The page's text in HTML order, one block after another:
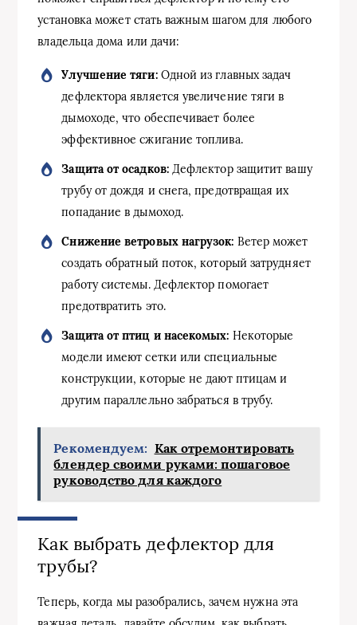
установка может стать важным шагом для любого
владельца дома или дачи:
Улучшение тяги:Одной из главных задач
дефлектора является увеличение тяги в
дымоходе, что обеспечивает более
эффективное сжигание топлива.
Защита от осадков:Дефлектор защитит вашу
трубу от дождя и снега, предотвращая их
попадание в дымоход.
Снижение ветровых нагрузок: Ветер может
создать обратный поток, который затрудняет
работу системы. Дефлектор помогает
предотвратить это.
Защита от птиц и насекомых: Некоторые
модели имеют сетки или специальные
конструкции, которые не дают птицам и
другим параллельно забраться в трубу.
Рекомендуем: Как отремонтировать
блендер своими руками: пошаговое
руководство для каждого
Как выбрать дефлектор для
трубы?
Теперь, когда мы разобрались, зачем нужна эта